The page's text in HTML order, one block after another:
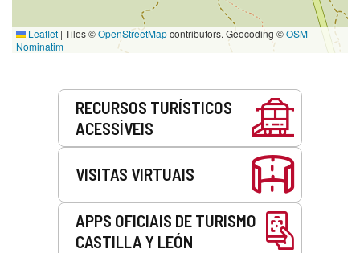
Leaflet | Tiles ©OpenStreetMapcontributors. Geocoding ©OSM
Nominatim
RECURSOS TURÍSTICOS
ACESSÍVEIS
VISITAS VIRTUAIS
APPS OFICIAIS DE TURISMO
CASTILLA Y LEÓN